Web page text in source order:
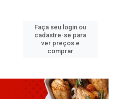
Faça seu login ou
cadastre-se para
ver preços e
comprar